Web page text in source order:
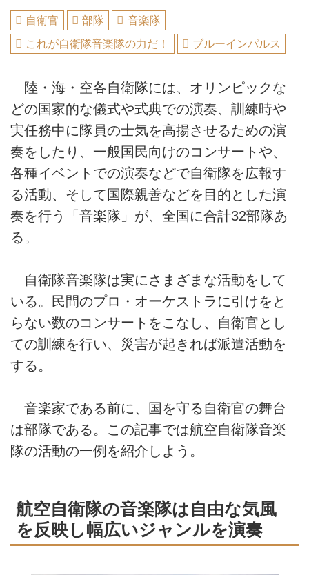
自衛官 部隊
音楽隊
これが自衛隊音楽隊の力だ！
ブルーインパルス
陸・海・空各自衛隊には、オリンピックな
どの国家的な儀式や式典での演奏、訓練時や
実任務中に隊員の士気を高揚させるための演
奏をしたり、一般国民向けのコンサートや、
各種イベントでの演奏などで自衛隊を広報す
る活動、そして国際親善などを目的とした演
奏を行う「音楽隊」が、全国に合計32部隊あ
る。
自衛隊音楽隊は実にさまざまな活動をして
いる。民間のプロ・オーケストラに引けをと
らない数のコンサートをこなし、自衛官とし
ての訓練を行い、災害が起きれば派遣活動を
する。
音楽家である前に、国を守る自衛官の舞台
は部隊である。この記事では航空自衛隊音楽
隊の活動の一例を紹介しよう。
航空自衛隊の音楽隊は自由な気風
を反映し幅広いジャンルを演奏